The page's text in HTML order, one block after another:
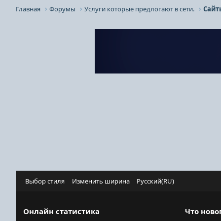
Главная Форумы Услуги которые предлогают в сети.
Выбор стиля Изменить ширина Русский(RU)
Онлайн статистика Что